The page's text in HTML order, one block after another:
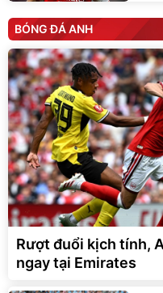
BÓNG ĐÁ ANH
Rượt đuổi kịch tính,
ngay tại Emirates